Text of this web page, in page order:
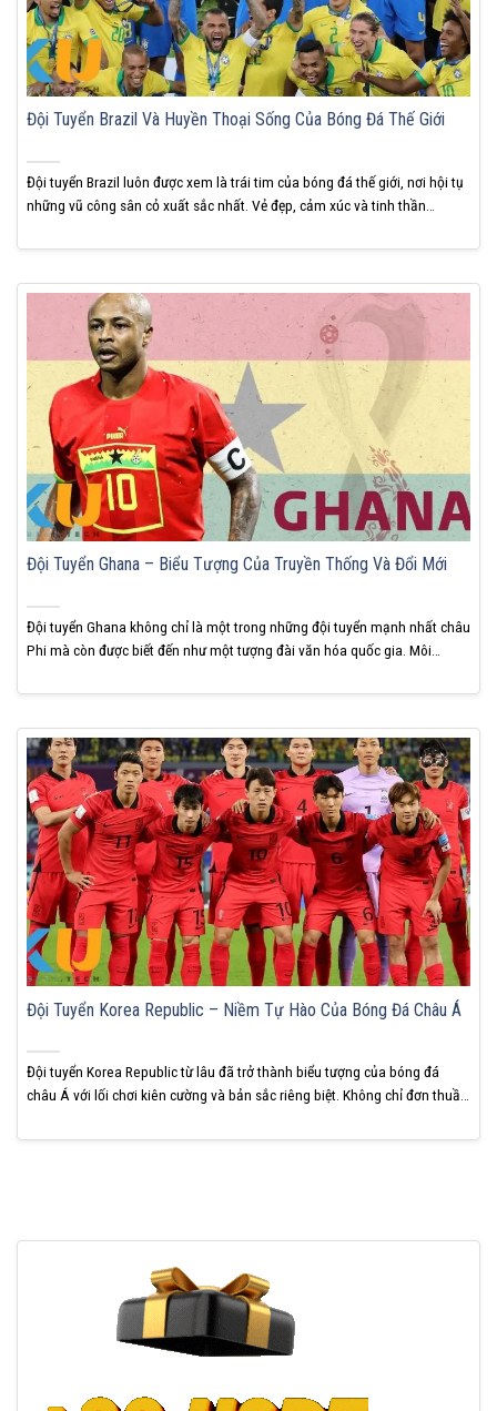
Đội Tuyển Brazil Và Huyền Thoại Sống Của Bóng Đá Thế Giới
Đội tuyển Brazil luôn được xem là trái tim của bóng đá thế giới, nơi hội tụ
những vũ công sân cỏ xuất sắc nhất. Vẻ đẹp, cảm xúc và tinh thần
phá huyền thoại bóng đá toàn cầu này. Đội tuyển...
Đội Tuyển Ghana – Biểu Tượng Của Truyền Thống Và Đổi Mới
Đội tuyển Ghana không chỉ là một trong những đội tuyển mạnh nhất châu
Phi mà còn được biết đến như một tượng đài văn hóa quốc gia. Môi
những đổi mới trong tư duy hiện đại, tạo nên bức...
Đội Tuyển Korea Republic – Niềm Tự Hào Của Bóng Đá Châu Á
Đội tuyển Korea Republic từ lâu đã trở thành biểu tượng của bóng đá
châu Á với lối chơi kiên cường và bản sắc riêng biệt. Không chỉ đơn thuần
châu Âu nếm mùi thất bại. KUBET cho biết...